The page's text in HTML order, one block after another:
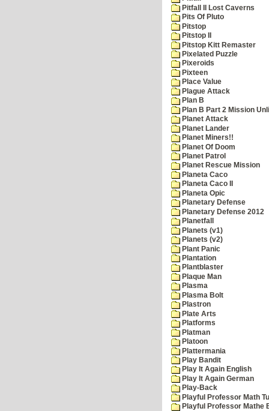
Pitfall II Lost Caverns
Pits Of Pluto
Pitstop
Pitstop II
Pitstop Kitt Remaster
Pixelated Puzzle
Pixeroids
Pixteen
Place Value
Plague Attack
Plan B
Plan B Part 2 Mission
Planet Attack
Planet Lander
Planet Miners!!
Planet Of Doom
Planet Patrol
Planet Rescue Mission
Planeta Caco
Planeta Caco II
Planeta Opic
Planetary Defense
Planetary Defense 2012
Planetfall
Planets (v1)
Planets (v2)
Plant Panic
Plantation
Plantblaster
Plaque Man
Plasma
Plasma Bolt
Plastron
Plate Arts
Platforms
Platman
Platoon
Plattermania
Play Bandit
Play It Again English
Play It Again German
Play-Back
Playful Professor Math
Playful Professor Mathe